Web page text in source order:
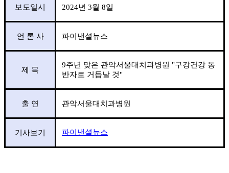
보도일시 2024년 3월 8일
언 론 사 파이낸셜뉴스
제 목
9주년 맞은 관악서울대치과병원 "구강건강 동
반자로 거듭날 것"
출 연 관악서울대치과병원
기사보기 파이낸셜뉴스